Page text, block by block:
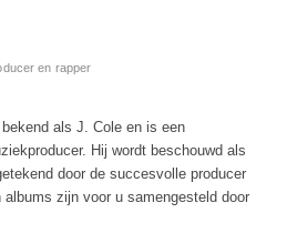
en rapper
als J. Cole en is een
Hij wordt beschouwd als
door de succesvolle producer
zijn voor u samengesteld door